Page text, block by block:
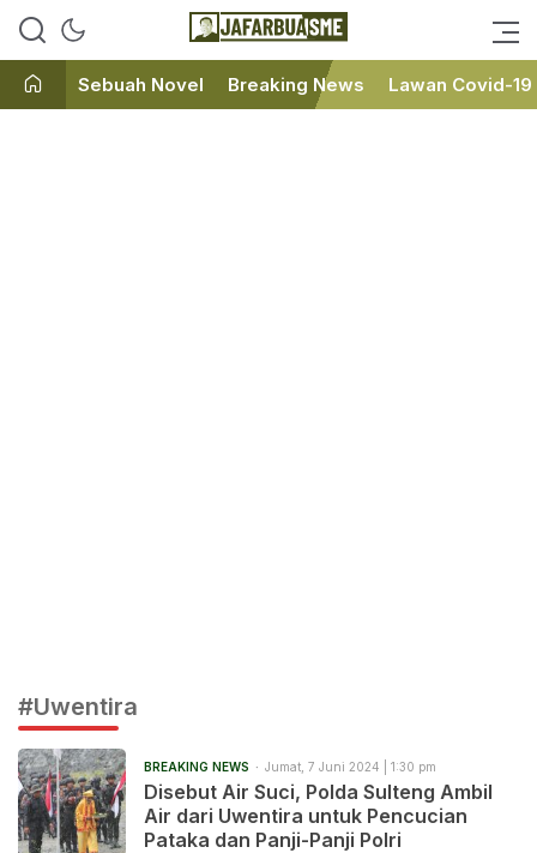
JafarBua
Ini bukan Media Online, Ini
Sebuah Novel Breaking News Lawan Covid-19
#Uwentira
BREAKING NEWS Jumat, 7 Juni 2024 | 1:30 pm
Disebut Air Suci, Polda Sulteng Ambil
Air dari Uwentira untuk Pencucian
Pataka dan Panji-Panji Polri